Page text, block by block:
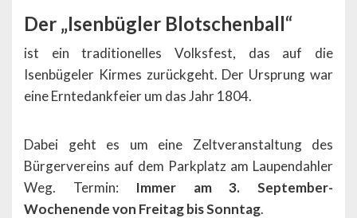
Der „Isenbügler Blotschenball“
ist ein traditionelles Volksfest, das auf die
Isenbügeler Kirmes zurückgeht. Der Ursprung war
eine Erntedankfeier um das Jahr 1804.
Dabei geht es um eine Zeltveranstaltung des
Bürgervereins auf dem Parkplatz am Laupendahler
Weg. Termin: Immer am 3. September-
Wochenende von Freitag bis Sonntag.